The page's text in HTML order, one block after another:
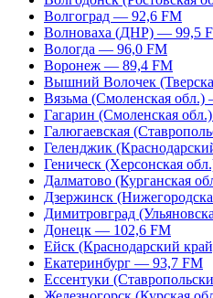
Волгоград — 92,6 FM
Волноваха (ДНР) — 99,5
Вологда — 96,0 FM
Воронеж — 89,4 FM
Вышний Волочек
Вязьма (Смоленская
Гагарин (Смоленская
Галюгаевская
Геленджик
Геническ (Херсонская
Далматово (Курганская
Дзержинск
Димитровград
Донецк — 102,6 FM
Ейск (Краснодарский
Екатеринбург — 93,7 FM
Ессентуки